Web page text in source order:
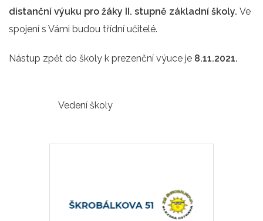
distanční výuku pro žáky II. stupně základní školy. Ve
spojení s Vámi budou třídní učitelé.
Nástup zpět do školy k prezenční výuce je 8.11.2021.
Vedení školy